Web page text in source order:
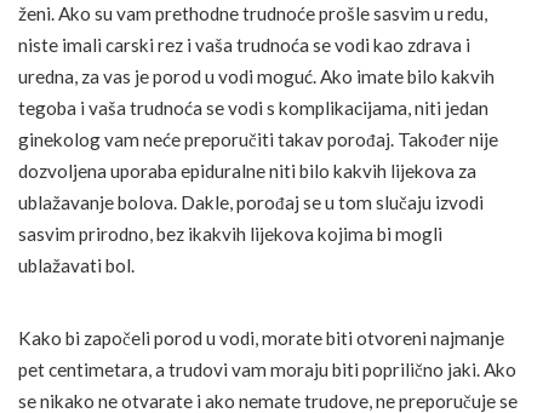
ženi. Ako su vam prethodne trudnoće prošle sasvim u redu,
niste imali carski rez i vaša trudnoća se vodi kao zdrava i
uredna, za vas je porod u vodi moguć. Ako imate bilo kakvih
tegoba i vaša trudnoća se vodi s komplikacijama, niti jedan
ginekolog vam neće preporučiti takav porođaj. Također nije
dozvoljena uporaba epiduralne niti bilo kakvih lijekova za
ublažavanje bolova. Dakle, porođaj se u tom slučaju izvodi
sasvim prirodno, bez ikakvih lijekova kojima bi mogli
ublažavati bol.
Kako bi započeli porod u vodi, morate biti otvoreni najmanje
pet centimetara, a trudovi vam moraju biti poprilično jaki. Ako
se nikako ne otvarate i ako nemate trudove, ne preporučuje se